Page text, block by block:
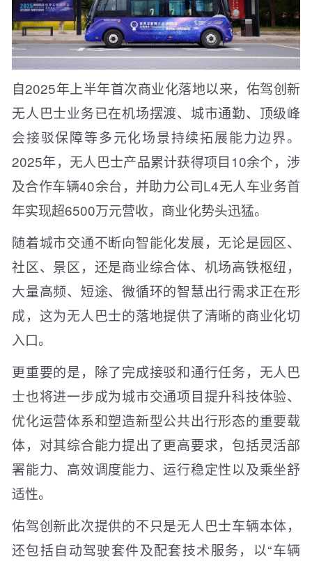
自2025年上半年首次商业化落地以来，佑驾创新
无人巴士业务已在机场摆渡、城市通勤、顶级峰
会接驳保障等多元化场景持续拓展能力边界。
2025年，无人巴士产品累计获得项目10余个，涉
及合作车辆40余台，并助力公司L4无人车业务首
年实现超6500万元营收，商业化势头迅猛。
随着城市交通不断向智能化发展，无论是园区、
社区、景区，还是商业综合体、机场高铁枢纽，
大量高频、短途、微循环的智慧出行需求正在形
成，这为无人巴士的落地提供了清晰的商业化切
入口。
更重要的是，除了完成接驳和通行任务，无人巴
士也将进一步成为城市交通项目提升科技体验、
优化运营体系和塑造新型公共出行形态的重要载
体，对其综合能力提出了更高要求，包括灵活部
署能力、高效调度能力、运行稳定性以及乘坐舒
适性。
佑驾创新此次提供的不只是无人巴士车辆本体，
还包括自动驾驶套件及配套技术服务，以“车辆